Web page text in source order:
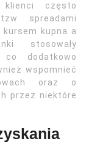
klienci często
spreadami
kupna a
stosowały
dodatkowo
wspomnieć
oraz o
przez niektóre